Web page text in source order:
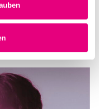
kaufen